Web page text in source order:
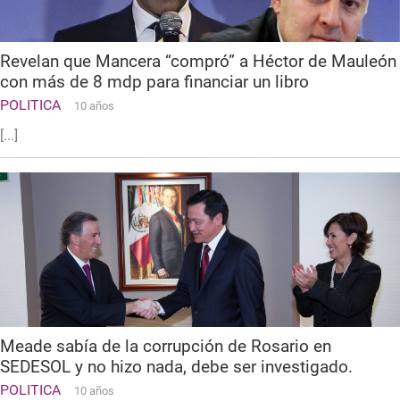
Revelan que Mancera “compró” a Héctor de Mauleón
con más de 8 mdp para financiar un libro
POLITICA 10 años
[...]
Meade sabía de la corrupción de Rosario en
SEDESOL y no hizo nada, debe ser investigado.
POLITICA 10 años